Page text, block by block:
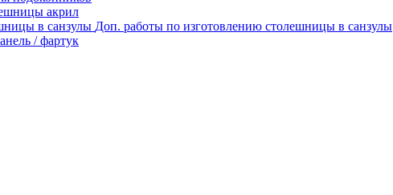
акрил
Доп. работы по изготовлению столешницы в санзулы
/ фартук